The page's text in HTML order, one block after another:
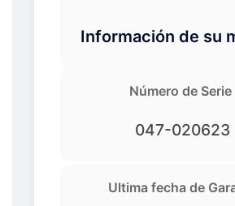
Información de su
Número de Serie
047-020623
Ultima fecha de